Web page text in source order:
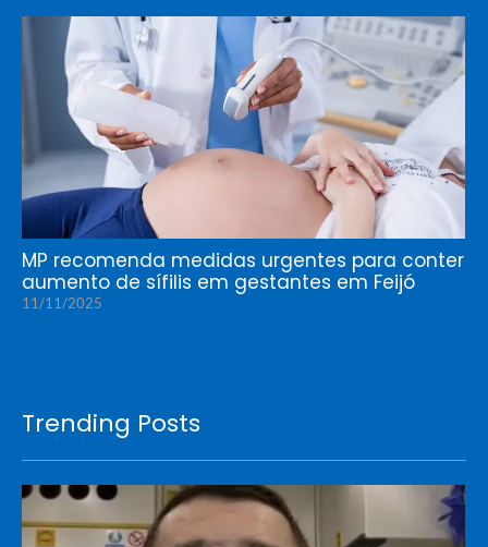
MP recomenda medidas urgentes para conter
aumento de sífilis em gestantes em Feijó
11/11/2025
Trending Posts